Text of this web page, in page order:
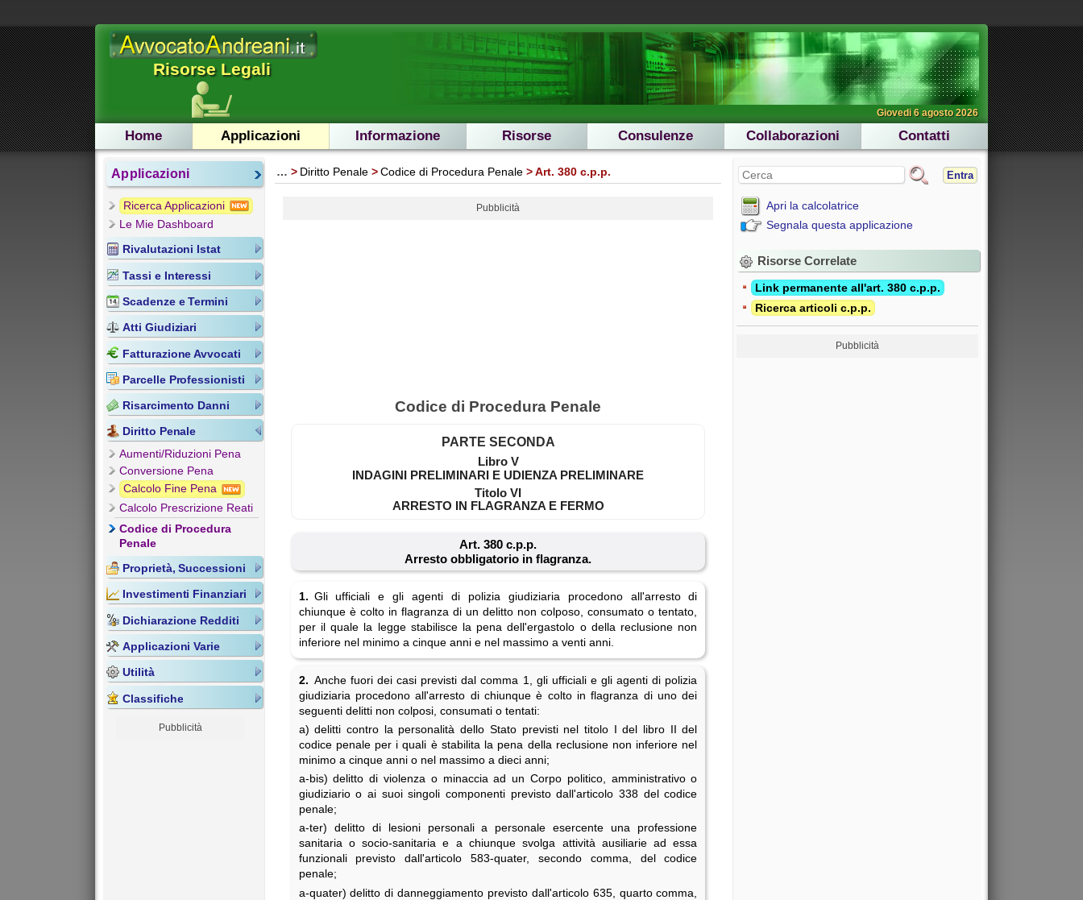
Risorse Legali
Giovedi 6 agosto 2026
Home Applicazioni Informazione Risorse Consulenze Collaborazioni Contatti
Applicazioni
Ricerca Applicazioni
Le Mie Dashboard
Rivalutazioni Istat
Tassi e Interessi
Scadenze e Termini
Atti Giudiziari
Fatturazione Avvocati
Parcelle Professionisti
Risarcimento Danni
Diritto Penale
Aumenti/Riduzioni Pena
Conversione Pena
Calcolo Fine Pena
Calcolo Prescrizione Reati
Codice di Procedura
Penale
Proprietà, Successioni
Investimenti Finanziari
Dichiarazione Redditi
Applicazioni Varie
Utilità
Classifiche
Pubblicità
… Diritto Penale Codice di Procedura Penale Art. 380 c.p.p.
Pubblicità
Codice di Procedura Penale
PARTE SECONDA
Libro V
INDAGINI PRELIMINARI E UDIENZA PRELIMINARE
Titolo VI
ARRESTO IN FLAGRANZA E FERMO
Art. 380 c.p.p.
Arresto obbligatorio in flagranza.
1. Gli ufficiali e gli agenti di polizia giudiziaria procedono all'arresto di
chiunque è colto in flagranza di un delitto non colposo, consumato o tentato,
per il quale la legge stabilisce la pena dell'ergastolo o della reclusione non
inferiore nel minimo a cinque anni e nel massimo a venti anni.
2. Anche fuori dei casi previsti dal comma 1, gli ufficiali e gli agenti di polizia
giudiziaria procedono all'arresto di chiunque è colto in flagranza di uno dei
seguenti delitti non colposi, consumati o tentati:
a) delitti contro la personalità dello Stato previsti nel titolo I del libro II del
codice penale per i quali è stabilita la pena della reclusione non inferiore nel
minimo a cinque anni o nel massimo a dieci anni;
a-bis) delitto di violenza o minaccia ad un Corpo politico, amministrativo o
giudiziario o ai suoi singoli componenti previsto dall'articolo 338 del codice
penale;
a-ter) delitto di lesioni personali a personale esercente una professione
sanitaria o socio-sanitaria e a chiunque svolga attività ausiliarie ad essa
funzionali previsto dall'articolo 583-quater, secondo comma, del codice
penale;
a-quater) delitto di danneggiamento previsto dall'articolo 635, quarto comma,
Entra
Apri la calcolatrice
Segnala questa applicazione
Risorse Correlate
Link permanente all'art. 380 c.p.p.
Ricerca articoli c.p.p.
Pubblicità